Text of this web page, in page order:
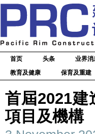
首页
头条 业界消
教育及健康
保育及重建
首屆2021建
項目及機構